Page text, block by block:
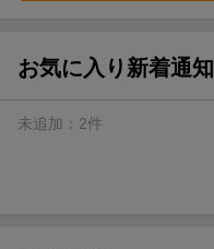
お気に入り新着通知
未追加： 2件